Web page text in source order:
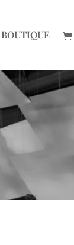
BOUTIQUE